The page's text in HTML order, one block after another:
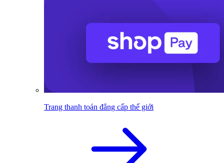
Trang thanh toán đẳng cấp thế giới